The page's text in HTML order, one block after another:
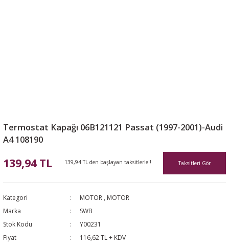
Termostat Kapağı 06B121121 Passat (1997-2001)-Audi
A4 108190
139,94 TL 139,94 TL den başlayan taksitlerle!! Taksitleri Gör
Kategori MOTOR , MOTOR
Marka
SWB
Stok Kodu
Y00231
Fiyat
116,62 TL + KDV